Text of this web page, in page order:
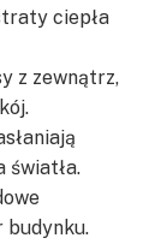
ciepła
z zewnątrz,
światła.
budynku.